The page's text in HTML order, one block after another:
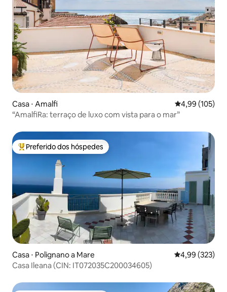
Casa ⋅ Amalfi 4,99 de uma
4,99 (105)
“AmalfiRa: terraço de luxo com vista para o mar”
Entre os melhores preferidos dos hóspedes
Preferido dos hóspedes
Casa ⋅ Polignano a Mare 4,99 de uma
4,99 (323)
Casa Ileana (CIN: IT072035C200034605)